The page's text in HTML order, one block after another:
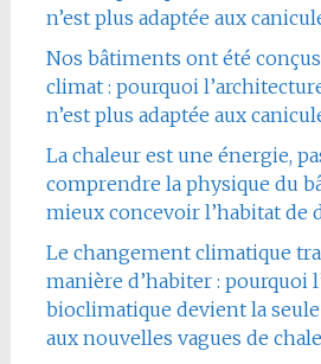
n’est plus adaptée aux
Nos bâtiments ont été
climat : pourquoi
n’est plus adaptée aux
La chaleur est une énergie,
comprendre la physique du
mieux concevoir l’habitat de
Le changement climatique
manière d’habiter : pourquoi
bioclimatique devient la
aux nouvelles vagues de